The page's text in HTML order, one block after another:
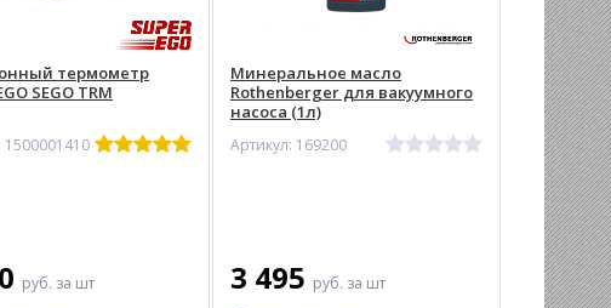
термометр
SEGO TRM
1500001410
руб. за шт
Минеральное масло
Rothenberger для вакуумного
насоса (1л)
Артикул: 169200
3 495 руб. за шт